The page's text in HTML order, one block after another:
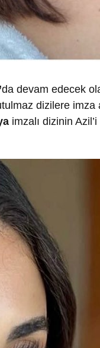
da devam edecek
dizilere imza
imzalı dizinin Azil’i